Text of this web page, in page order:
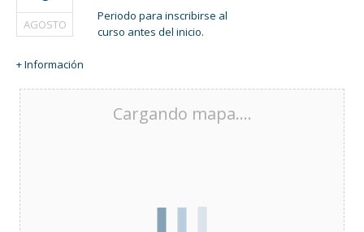
AGOSTO
Periodo para inscribirse al
curso antes del inicio.
+ Información
Cargando mapa....